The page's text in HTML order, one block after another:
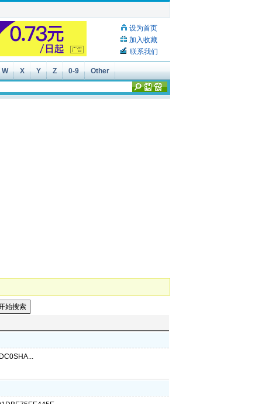
设为首页
加入收藏
联系我们
W X Y Z 0-9 Other